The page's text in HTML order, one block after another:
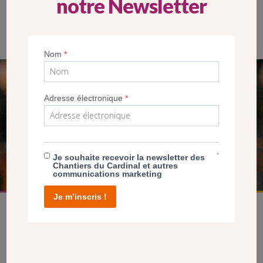
SEUL VOTRE DON
NOUS PERMET D’AGIR
FAIRE UN DON
notre Newsletter
Nom*
Adresse électronique*
Je souhaite recevoir la newsletter des
Chantiers du Cardinal et autres
communications marketing
*
Je m’inscris !